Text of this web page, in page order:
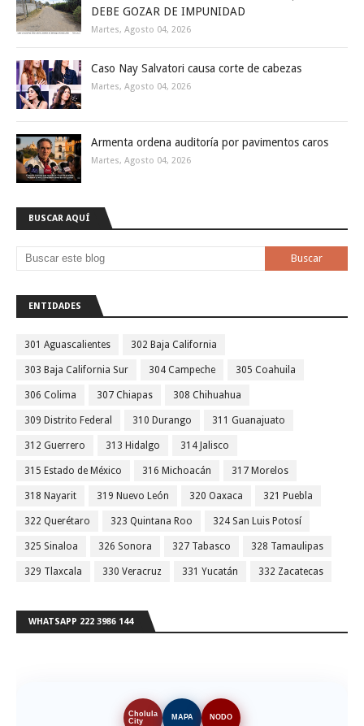
DEBE GOZAR DE IMPUNIDAD
Martes, Agosto 04, 2026
Caso Nay Salvatori causa corte de cabezas
Martes, Agosto 04, 2026
Armenta ordena auditoría por pavimentos caros
Martes, Agosto 04, 2026
BUSCAR AQUÍ
ENTIDADES
301 Aguascalientes 302 Baja California
303 Baja California Sur 304 Campeche 305 Coahuila
306 Colima 307 Chiapas 308 Chihuahua
309 Distrito Federal 310 Durango 311 Guanajuato
312 Guerrero 313 Hidalgo 314 Jalisco
315 Estado de México 316 Michoacán 317 Morelos
318 Nayarit 319 Nuevo León 320 Oaxaca 321 Puebla
322 Querétaro 323 Quintana Roo 324 San Luis Potosí
325 Sinaloa 326 Sonora 327 Tabasco 328 Tamaulipas
329 Tlaxcala 330 Veracruz 331 Yucatán 332 Zacatecas
WHATSAPP 222 3986 144
Cholula
City
MAPA NODO